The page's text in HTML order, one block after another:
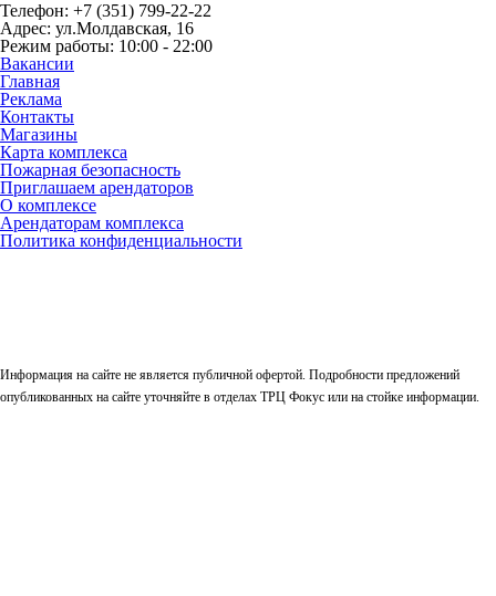
Телефон: +7 (351) 799-22-22
Адрес: ул.Молдавская, 16
Режим работы: 10:00 - 22:00
Вакансии
Главная
Реклама
Контакты
Магазины
Карта комплекса
Пожарная безопасность
Приглашаем арендаторов
О комплексе
Арендаторам комплекса
Политика конфиденциальности
Информация на сайте не является публичной офертой. Подробности предложений
опубликованных на сайте уточняйте в отделах ТРЦ Фокус или на стойке информации.